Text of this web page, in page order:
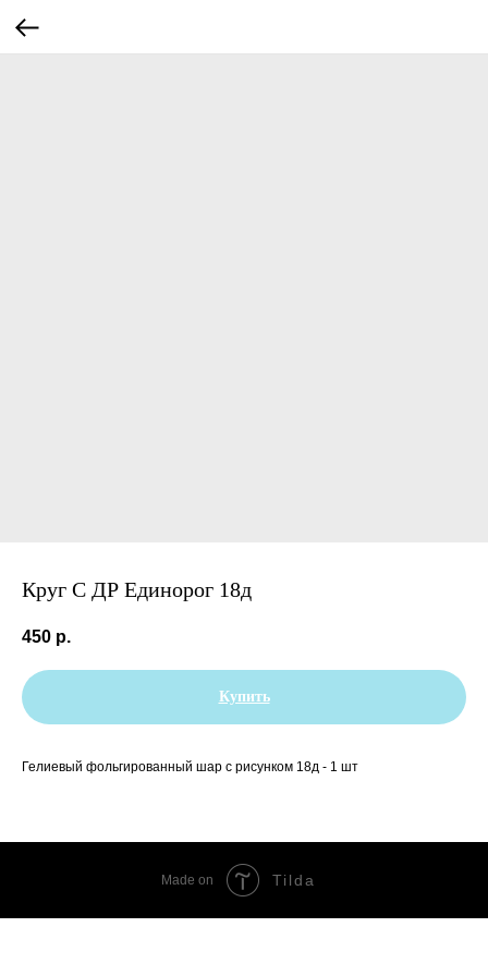
Круг С ДР Единорог 18д
450 р.
Купить
Гелиевый фольгированный шар с рисунком 18д - 1 шт
Made on Tilda